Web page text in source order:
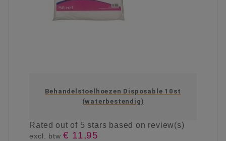
Behandelstoelhoezen Disposable 10st
(waterbestendig)
Ratedout of 5 stars based on review(s)
excl. btw€ 11,95